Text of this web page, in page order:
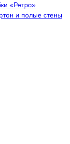
«Ретро»
и полые стены